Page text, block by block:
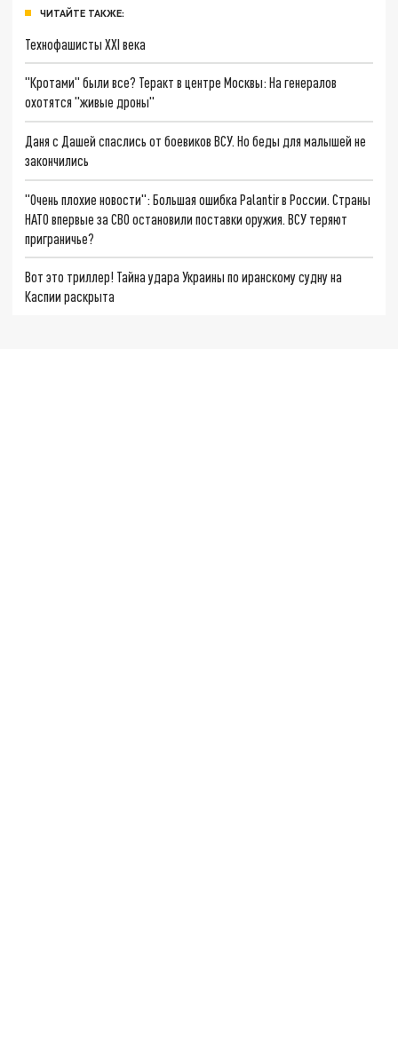
ЧИТАЙТЕ ТАКЖЕ:
Технофашисты XXI века
"Кротами" были все? Теракт в центре Москвы: На генералов
охотятся "живые дроны"
Даня с Дашей спаслись от боевиков ВСУ. Но беды для малышей не
закончились
"Очень плохие новости": Большая ошибка Palantir в России. Страны
НАТО впервые за СВО остановили поставки оружия. ВСУ теряют
приграничье?
Вот это триллер! Тайна удара Украины по иранскому судну на
Каспии раскрыта